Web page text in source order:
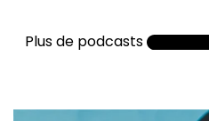
Plus de podcasts